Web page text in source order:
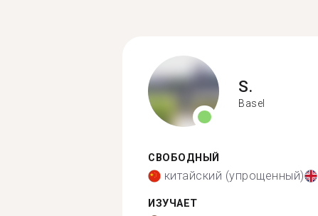
S.
Basel
СВОБОДНЫЙ
китайский (упрощенный)
ИЗУЧАЕТ